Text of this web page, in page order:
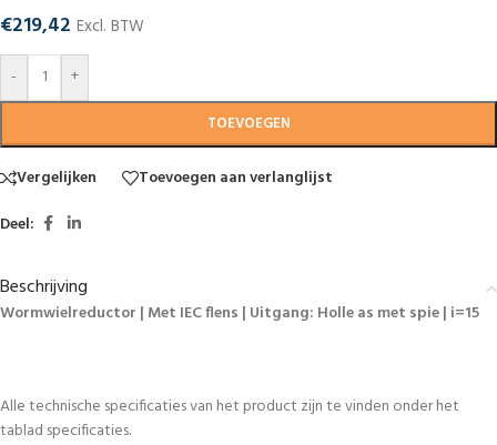
€219,42 Excl. BTW
-
+
TOEVOEGEN
Vergelijken
Toevoegen aan verlanglijst
Deel:
Beschrijving
Wormwielreductor | Met IEC flens | Uitgang: Holle as met spie | i=15
Alle technische specificaties van het product zijn te vinden onder het
tablad specificaties.